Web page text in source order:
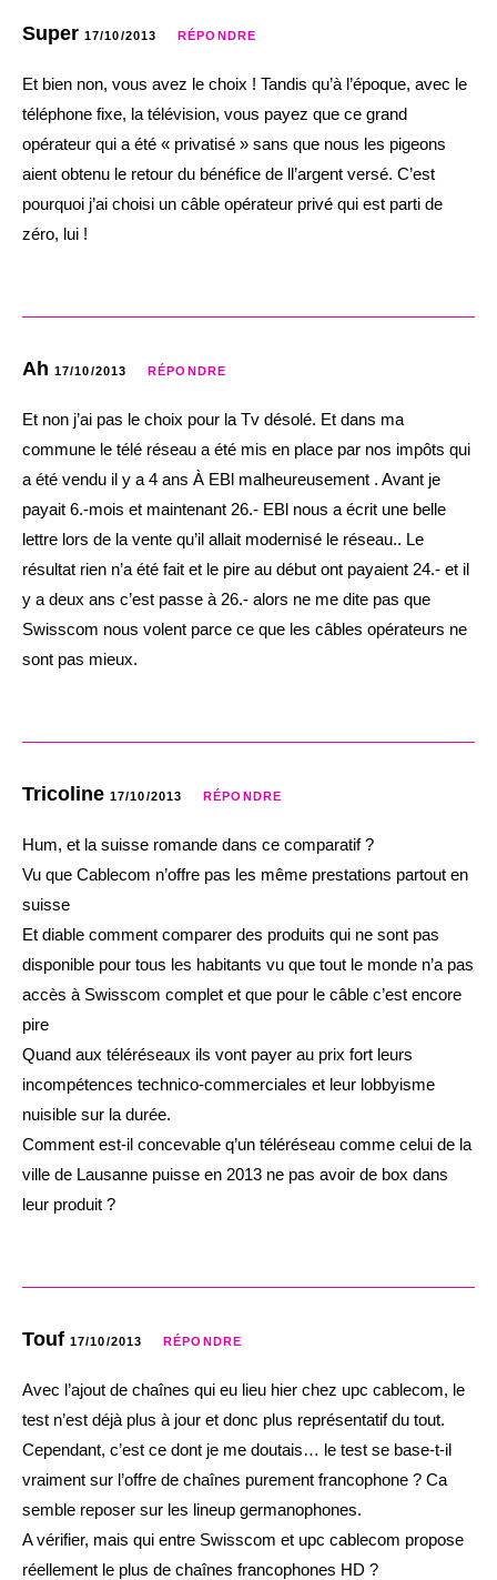
Super 17/10/2013 RÉPONDRE
Et bien non, vous avez le choix ! Tandis qu’à l’époque, avec le
téléphone fixe, la télévision, vous payez que ce grand
opérateur qui a été « privatisé » sans que nous les pigeons
aient obtenu le retour du bénéfice de ll’argent versé. C’est
pourquoi j’ai choisi un câble opérateur privé qui est parti de
zéro, lui !
Ah 17/10/2013 RÉPONDRE
Et non j’ai pas le choix pour la Tv désolé. Et dans ma
commune le télé réseau a été mis en place par nos impôts qui
a été vendu il y a 4 ans À EBl malheureusement . Avant je
payait 6.-mois et maintenant 26.- EBl nous a écrit une belle
lettre lors de la vente qu’il allait modernisé le réseau.. Le
résultat rien n’a été fait et le pire au début ont payaient 24.- et il
y a deux ans c’est passe à 26.- alors ne me dite pas que
Swisscom nous volent parce ce que les câbles opérateurs ne
sont pas mieux.
Tricoline 17/10/2013 RÉPONDRE
Hum, et la suisse romande dans ce comparatif ?
Vu que Cablecom n’offre pas les même prestations partout en
suisse
Et diable comment comparer des produits qui ne sont pas
disponible pour tous les habitants vu que tout le monde n’a pas
accès à Swisscom complet et que pour le câble c’est encore
pire
Quand aux téléréseaux ils vont payer au prix fort leurs
incompétences technico-commerciales et leur lobbyisme
nuisible sur la durée.
Comment est-il concevable q’un téléréseau comme celui de la
ville de Lausanne puisse en 2013 ne pas avoir de box dans
leur produit ?
Touf 17/10/2013 RÉPONDRE
Avec l’ajout de chaînes qui eu lieu hier chez upc cablecom, le
test n’est déjà plus à jour et donc plus représentatif du tout.
Cependant, c’est ce dont je me doutais… le test se base-t-il
vraiment sur l’offre de chaînes purement francophone ? Ca
semble reposer sur les lineup germanophones.
A vérifier, mais qui entre Swisscom et upc cablecom propose
réellement le plus de chaînes francophones HD ?